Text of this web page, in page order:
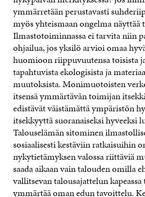
ymmärretään perustavasti
myös yhteismaan ongelma näyttää
Ilmastotoiminnassa ei tarvita niin
ohjailua, jos yksilö arvioi omaa
huomioon riippuvuutensa toisista
tapahtuvista ekologisista ja
muutoksista. Monimuotoisten
itsensä ymmärtävän toimijan
edistävät väistämättä ympäristön
itsekkyyttä suoranaiseksi hyveeksi
Talouselämän sitominen
sosiaalisesti kestäviin ratkaisuihin
nykytietämyksen valossa riittäviä
saada aikaan vain talouden omilla
vallitsevan talousajattelun kapeassa
ymmärtää oman edun tavoittelu.